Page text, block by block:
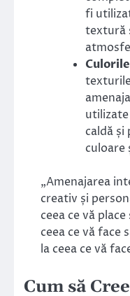
fi
textură
caldă
culoare
„Amenajarea
creativ și
ceea ce vă
ceea ce vă face
la ceea ce vă
Cum să